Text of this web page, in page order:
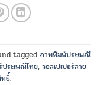
taggedภาพพิมพ์ประเพณี
ประเพณีไทย, วอลเปเปอร์ลาย
ทธิ์.